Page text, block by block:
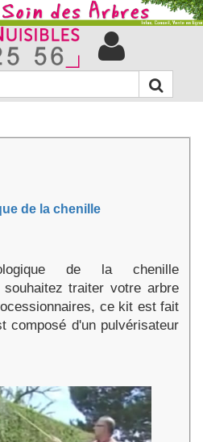
de la chenille
de la chenille
souhaitez traiter votre arbre
ce kit est fait
d'un pulvérisateur